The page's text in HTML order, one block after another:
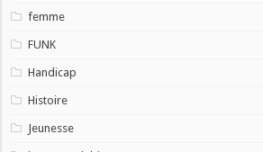
femme
FUNK
Handicap
Histoire
Jeunesse